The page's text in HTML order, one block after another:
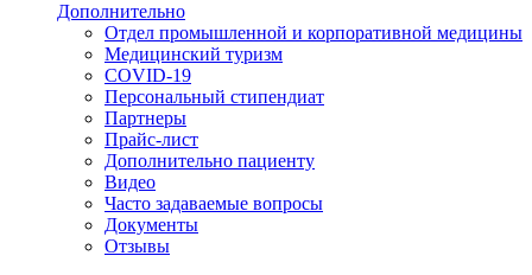
Дополнительно
Отдел промышленной и корпоративной медицины
Медицинский туризм
COVID-19
Персональный стипендиат
Партнеры
Прайс-лист
Дополнительно пациенту
Видео
Часто задаваемые вопросы
Документы
Отзывы